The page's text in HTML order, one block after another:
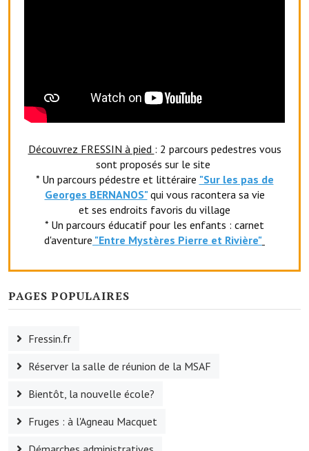
La société de chasse
Le sport au foyer rural
Les foulées Fressinoises
Fêtes et manifestations
Le calendrier annuel
Liste et coordonnées des associations
TOURISME, PATRIMOINE
Fressin, ville d'histoire
L'église
Les panneaux du patrimoine
Le château
Georges Bernanos
Découvrez FRESSIN à pied : 2 parcours pedestres vous
sont proposés sur le site
* Un parcours pédestre et littéraire "Sur les pas de
Georges BERNANOS" qui vous racontera sa vie
et ses endroits favoris du village
* Un parcours éducatif pour les enfants : carnet
d'aventure "Entre Mystères Pierre et Rivière"
PAGES POPULAIRES
Fressin.fr
Réserver la salle de réunion de la MSAF
Bientôt, la nouvelle école?
Fruges : à l'Agneau Macquet